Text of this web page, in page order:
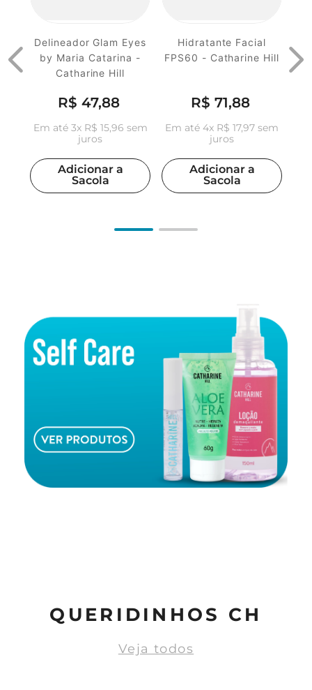
Delineador Glam Eyes
by Maria Catarina -
Catharine Hill
R$ 47,88
Em até 3x R$ 15,96 sem
juros
Adicionar a
Sacola
Hidratante Facial
FPS60 - Catharine Hill
R$ 71,88
Em até 4x R$ 17,97 sem
juros
Adicionar a
Sacola
QUERIDINHOS CH
Veja todos